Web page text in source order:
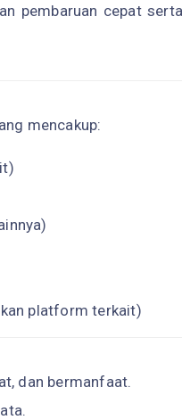
pembaruan cepat
mencakup:
platform terkait)
dan bermanfaat.